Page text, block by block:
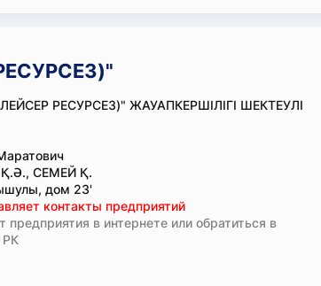
РЕСУРСЕЗ)" ЖАУАПКЕРШІЛІГІ ШЕКТЕУЛІ
СЕМЕЙ Қ.
дом 23'
контакты предприятий
предприятия в интернете или обратиться в
РК